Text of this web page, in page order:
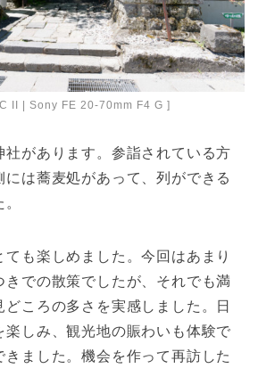
II | Sony FE 20-70mm F4 G ]
社があります。参詣されている方
には蕎麦処があって、列ができる
も楽しめました。今回はあまり
きでの散策でしたが、それでも満
どころの多さを実感しました。日
楽しみ、観光地の賑わいも体験で
きました。機会を作って再訪した